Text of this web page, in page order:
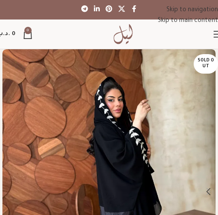
Skip to navigation
Skip to main content
0
0
SOLD O
UT